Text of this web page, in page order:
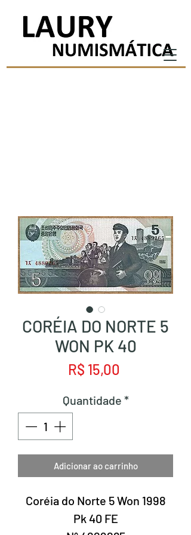
CORÉIA DO NORTE 5
WON PK 40
R$ 15,00
Quantidade *
Adicionar ao carrinho
Coréia do Norte 5 Won 1998
Pk 40 FE